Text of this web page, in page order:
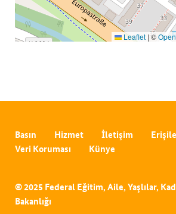
Leaflet | ©
Basın Hizmet İletişim
Veri Koruması
Künye
© 2025 Federal Eğitim, Aile, Yaşlılar,
Bakanlığı